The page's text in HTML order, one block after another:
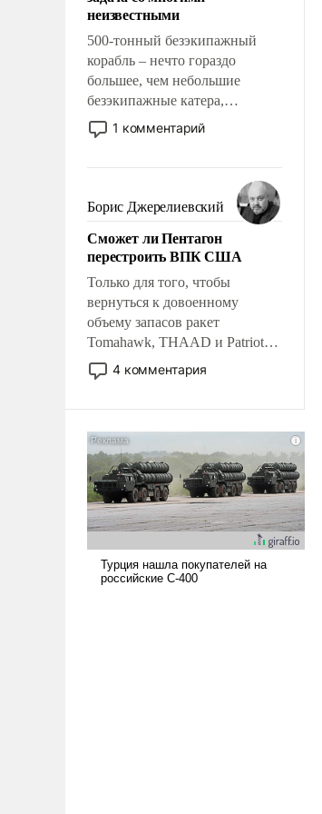
неизвестными
500-тонный безэкипажный
корабль – нечто гораздо
большее, чем небольшие
безэкипажные катера,
применение которых уже
стало обыденностью. Задача по
сложна и амбициозна. Однако
и ее реализация радикально
поднимет наши боевые
возможности.
1 комментарий
Борис Джерелиевский
Сможет ли Пентагон
перестроить ВПК США
Только для того, чтобы
вернуться к довоенному
объему запасов ракет
Tomahawk, THAAD и Patriot
США потребуется более трех
лет. Даже небольшая война с
Сложившаяся ситуация
означает многолетний период
уязвимости США, например,
перед Китаем.
4 комментария